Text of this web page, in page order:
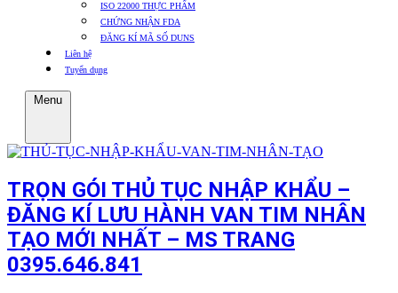
ISO 22000 THỰC PHẨM
CHỨNG NHẬN FDA
ĐĂNG KÍ MÃ SỐ DUNS
Liên hệ
Tuyển dụng
Menu
TRỌN GÓI THỦ TỤC NHẬP KHẨU –
ĐĂNG KÍ LƯU HÀNH VAN TIM NHÂN
TẠO MỚI NHẤT – MS TRANG
0395.646.841